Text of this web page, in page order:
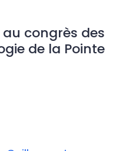
au congrès des
de la Pointe